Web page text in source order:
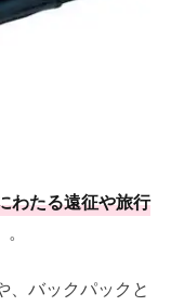
わたる遠征や旅行
。
、バックパックと